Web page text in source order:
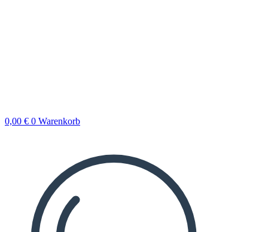
0,00 € 0 Warenkorb